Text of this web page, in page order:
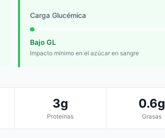
Carga Glucémica
Bajo GL
Impacto mínimo en el azúcar en sangre
3g
Proteínas
0.6g
Grasas